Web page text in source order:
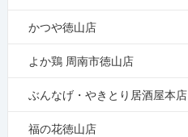
かつや徳山店
よか鶏 周南市徳山店
ぶんなげ・やきとり居酒屋本店
福の花徳山店